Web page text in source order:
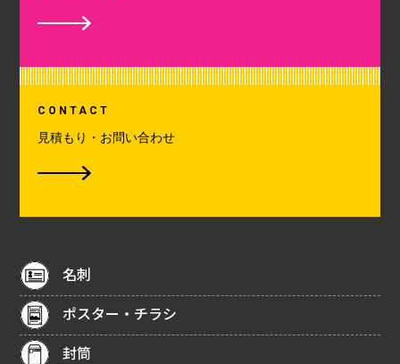
CONTACT
見積もり・お問い合わせ
名刺
ポスター・チラシ
封筒